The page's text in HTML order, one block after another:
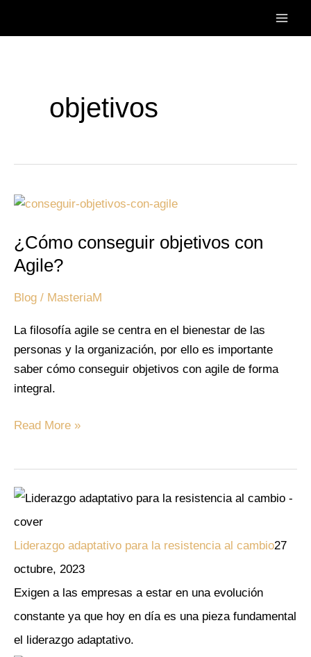
Main
objetivos
¿Cómo conseguir objetivos con
Agile?
Blog / MasteriaM
La filosofía agile se centra en el bienestar de las
personas y la organización, por ello es importante
saber cómo conseguir objetivos con agile de forma
integral.
¿Cómo
objetivos
con
Read More »
Liderazgo adaptativo para la resistencia al cambio27
octubre, 2023
Exigen a las empresas a estar en una evolución
constante ya que hoy en día es una pieza fundamental
el liderazgo adaptativo.